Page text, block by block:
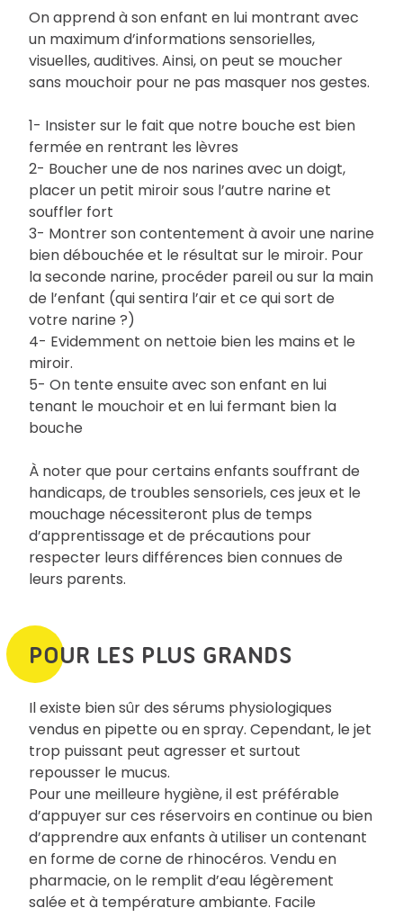
On apprend à son enfant en lui montrant avec
un maximum d’informations sensorielles,
visuelles, auditives. Ainsi, on peut se moucher
sans mouchoir pour ne pas masquer nos gestes.
1- Insister sur le fait que notre bouche est bien
fermée en rentrant les lèvres
2- Boucher une de nos narines avec un doigt,
placer un petit miroir sous l’autre narine et
souffler fort
3- Montrer son contentement à avoir une narine
bien débouchée et le résultat sur le miroir. Pour
la seconde narine, procéder pareil ou sur la main
de l’enfant (qui sentira l’air et ce qui sort de
votre narine ?)
4- Evidemment on nettoie bien les mains et le
miroir.
5- On tente ensuite avec son enfant en lui
tenant le mouchoir et en lui fermant bien la
bouche
À noter que pour certains enfants souffrant de
handicaps, de troubles sensoriels, ces jeux et le
mouchage nécessiteront plus de temps
d’apprentissage et de précautions pour
respecter leurs différences bien connues de
leurs parents.
POUR LES PLUS GRANDS
Il existe bien sûr des sérums physiologiques
vendus en pipette ou en spray. Cependant, le jet
trop puissant peut agresser et surtout
repousser le mucus.
Pour une meilleure hygiène, il est préférable
d’appuyer sur ces réservoirs en continue ou bien
d’apprendre aux enfants à utiliser un contenant
en forme de corne de rhinocéros. Vendu en
pharmacie, on le remplit d’eau légèrement
salée et à température ambiante. Facile